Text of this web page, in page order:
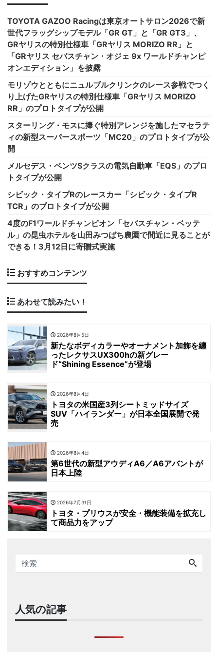
TOYOTA GAZOO Racingは東京オートサロン2026で新
世代フラッグシップモデル「GR GT」と「GR GT3」、
GRヤリスの特別仕様車「GRヤリス MORIZO RR」と
「GRヤリス セバスチャン・オジェ 9x ワールドチャンピ
オンエディション」を披露
モリゾウとともにニュルブルクリンクのレース参戦でつく
り上げたGRヤリスの特別仕様車「GRヤリス MORIZO
RR」のプロトタイプが公開
スターリング・モスに捧ぐ特別アレンジを施したマセラテ
ィの新型スーパースポーツ「MC20」のプロトタイプが公
開
メルセデス・ベンツSクラスの電気自動車「EQS」のプロ
トタイプが公開
シビック・タイプRのレースカー「シビック・タイプR
TCR」のプロトタイプが公開
4度のF1ワールドチャンピオン「セバスチャン・ベッテ
ル」の昆虫ホテルを山田みつばち農園で間近に見ることが
できる！3月12日に寄贈式実施
おすすめコンテンツ
あわせて読みたい！
2026年8月5日
新たなボディカラーやオーナメント加飾を纏
ったレクサスUX300hの新グレー
ド“Shining Essence”が登場
2026年8月4日
トヨタの米国産3列シートミッドサイズ
SUV「ハイランダー」が日本全国展開で発
売
2026年8月4日
第6世代の新型アウディA6／A6アバントが
日本上陸
2026年7月31日
トヨタ・プリウスが安全・機能装備を拡充し
て商品力をアップ
人気の記事